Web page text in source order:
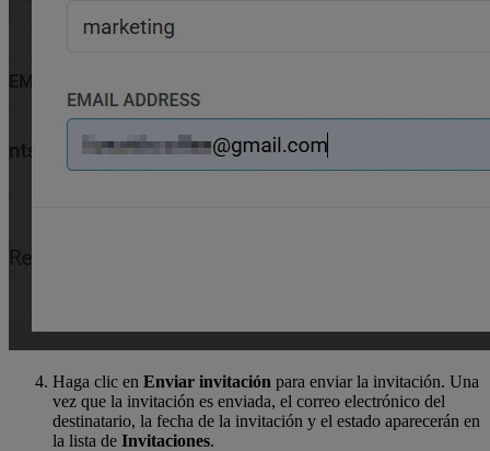
Haga clic en Enviar invitación para enviar la invitación. Una
vez que la invitación es enviada, el correo electrónico del
destinatario, la fecha de la invitación y el estado aparecerán en
la lista de Invitaciones.